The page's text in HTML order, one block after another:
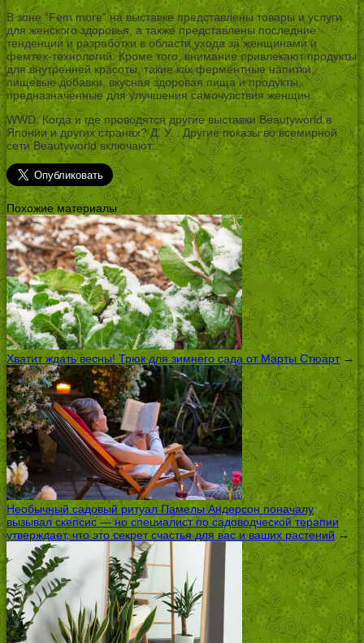
В зоне “Fem more” на выставке представлены товары и услуги
для женского здоровья, а также представлены последние
тенденции и разработки в области ухода за женщинами и
фемтех-технологий. Кроме того, внимание привлекают продукты
для внутренней красоты, такие как ферментные напитки,
пищевые добавки, вкусная здоровая пища и продукты,
предназначенные для улучшения самочувствия женщин.
WWD: Когда и где проводятся другие выставки Beautyworld в
Японии и других странах? Д. У. : Другие показы во всемирной
сети Beautyworld включают:.
Похожие материалы
Хватит ждать весны! Трюк для зимнего сада от Марты Стюарт→
Необычный садовый ритуал Памелы Андерсон поначалу
вызывал скепсис — но специалист по садоводческой терапии
утверждает, что это секрет счастья для вас и ваших растений→